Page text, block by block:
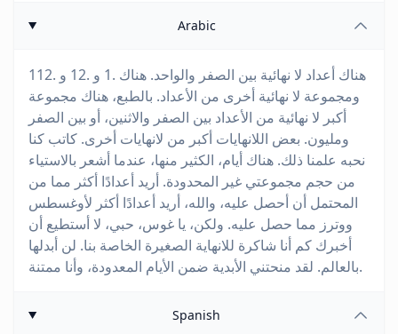
Arabic
هناك أعداد لا نهائية بين الصفر والواحد. هناك .1 و .12 و .112
ومجموعة لا نهائية أخرى من الأعداد. بالطبع، هناك مجموعة
أكبر لا نهائية من الأعداد بين الصفر والاثنين، أو بين الصفر
ومليون. بعض اللانهايات أكبر من لانهايات أخرى. كاتب كنا
نحبه علمنا ذلك. هناك أيام، الكثير منها، عندما أشعر بالاستياء
من حجم مجموعتي غير المحدودة. أريد أعدادًا أكثر مما من
المحتمل أن أحصل عليه، والله، أريد أعدادًا أكثر لأوغسطس
ووترز مما حصل عليه. ولكن، يا غوس، حبي، لا أستطيع أن
أخبرك كم أنا شاكرة للانهاية الصغيرة الخاصة بنا. لن أبدلها
بالعالم. لقد منحتني الأبدية ضمن الأيام المعدودة، وأنا ممتنة.
Spanish